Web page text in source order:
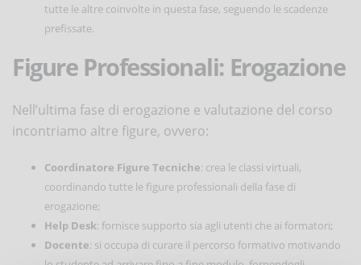
tutte le altre coinvolte in questa fase, seguendo le scadenze
prefissate.
Figure Professionali: Erogazione
Nell’ultima fase di erogazione e valutazione del corso
incontriamo altre figure, ovvero:
Coordinatore Figure Tecniche: crea le classi virtuali,
coordinando tutte le figure professionali della fase di
erogazione;
Help Desk: fornisce supporto sia agli utenti che ai formatori;
Docente: si occupa di curare il percorso formativo motivando